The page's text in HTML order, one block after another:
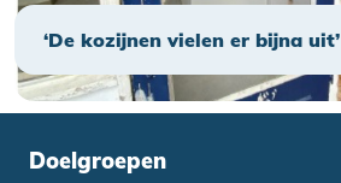
‘De kozijnen vielen er bijna uit’
Doelgroepen